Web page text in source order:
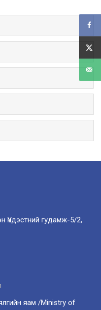
Үндэстний гудамж-5/2,
яам /Ministry of